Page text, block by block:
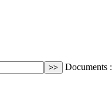
Documents :